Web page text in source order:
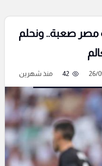
مصر صعبة.. ونحلم
42 منذ شهرين